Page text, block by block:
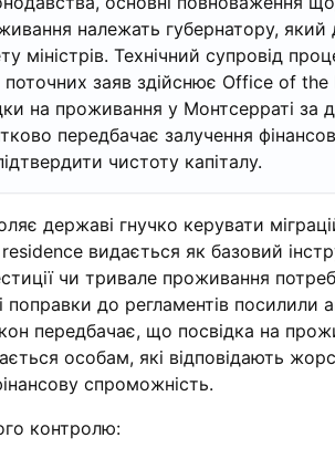
належать губернатору, який
міністрів. Технічний супровід
поточних заяв здійснює Office of
на проживання у Монтсерраті за
передбачає залучення
чистоту капіталу.
державі гнучко керувати
видається як базовий
чи тривале проживання
поправки до регламентів посилили
передбачає, що посвідка на
особам, які відповідають
спроможність.
контролю: